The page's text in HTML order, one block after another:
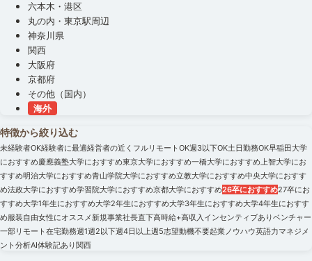
六本木・港区
丸の内・東京駅周辺
神奈川県
関西
大阪府
京都府
その他（国内）
海外
特徴から絞り込む
未経験者OK経験者に最適経営者の近く フルリモートOK週3以下OK土日勤務OK早稲田大学
におすすめ慶應義塾大学におすすめ東京大学におすすめ一橋大学におすすめ上智大学にお
すすめ明治大学におすすめ青山学院大学におすすめ立教大学におすすめ中央大学におすす
め法政大学におすすめ学習院大学におすすめ京都大学におすすめ26卒におすすめ27卒にお
すすめ大学1年生におすすめ大学2年生におすすめ大学3年生におすすめ大学4年生におすす
め服装自由女性にオススメ新規事業社長直下高時給+高収入 インセンティブありベンチャー
一部リモート在宅勤務週1週2以下週4日以上週5志望動機不要起業ノウハウ英語力マネジメ
ント分析AI体験記あり関西